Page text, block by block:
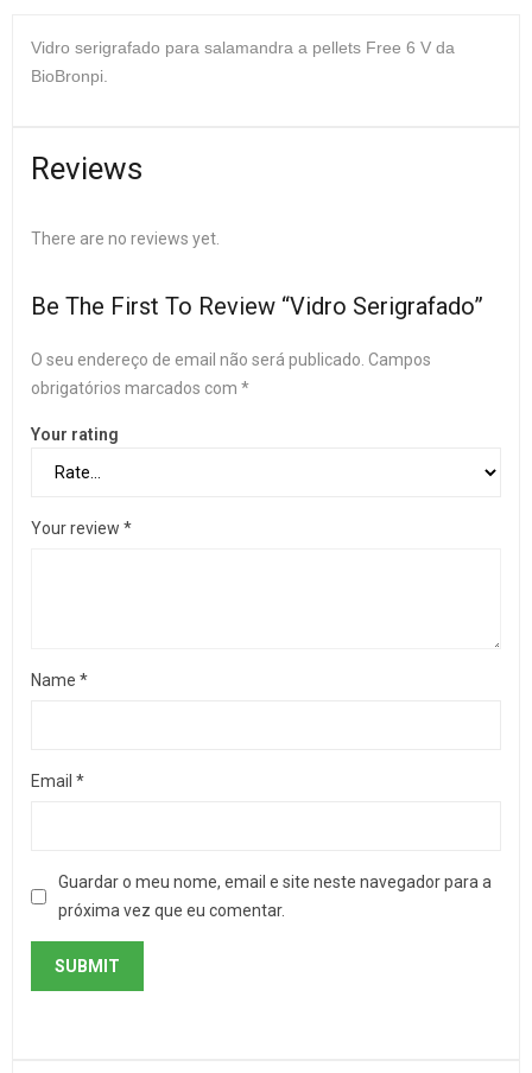
Vidro serigrafado para salamandra a pellets Free 6 V da
BioBronpi.
Reviews
There are no reviews yet.
Be The First To Review “Vidro Serigrafado”
O seu endereço de email não será publicado. Campos
obrigatórios marcados com *
Your rating
Your review *
Name *
Email *
Guardar o meu nome, email e site neste navegador para a
próxima vez que eu comentar.